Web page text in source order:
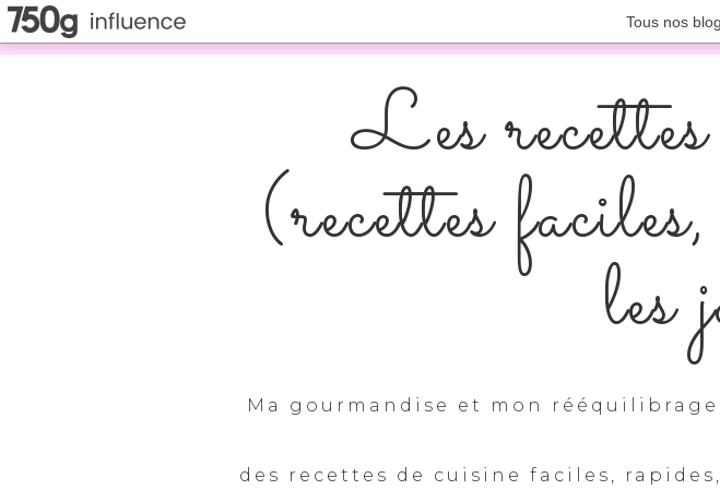
Tous nos
Les
(recettes
les
Ma gourmandise et mon
des recettes de cuisine faciles,